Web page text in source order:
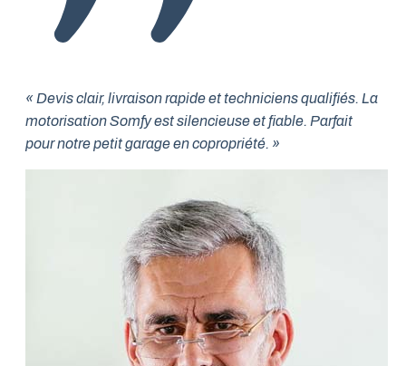
« Devis clair, livraison rapide et techniciens qualifiés. La
motorisation Somfy est silencieuse et fiable. Parfait
pour notre petit garage en copropriété. »